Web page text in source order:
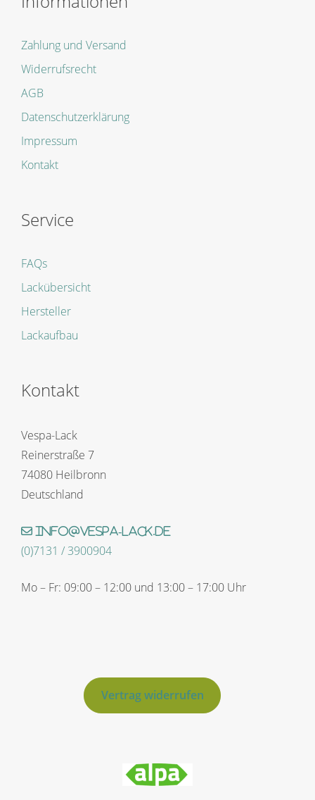
Zahlung und Versand
Widerrufsrecht
AGB
Datenschutzerklärung
Impressum
Kontakt
Service
FAQs
Lackübersicht
Hersteller
Lackaufbau
Kontakt
Vespa-Lack
Reinerstraße 7
74080 Heilbronn
Deutschland
info@vespa-lack.de
(0)7131 / 3900904
Mo – Fr: 09:00 – 12:00 und 13:00 – 17:00 Uhr
Vertrag widerrufen